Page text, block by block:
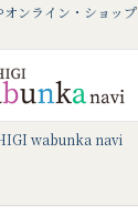
オンライン・ショップ
wabunka navi